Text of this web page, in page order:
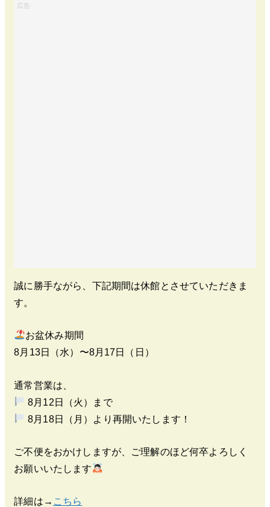
誠に勝手ながら、下記期間は休館とさせていただきま
す。
お盆休み期間
8月13日（水）〜8月17日（日）
通常営業は、
8月12日（火）まで
8月18日（月）より再開いたします！
ご不便をおかけしますが、ご理解のほど何卒よろしく
お願いいたします
詳細は→ こちら